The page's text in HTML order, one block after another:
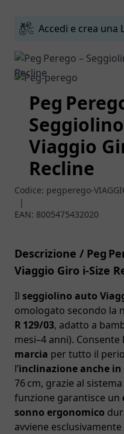
Peg
Viaggio
Recline
Codice: pegperego-
|
EAN: 8005475432020
Accedi e crea una
Descrizione / Peg
Viaggio Giro i‑Size
Il seggiolino auto
omologato secondo la
R 129/03, adatto a
mesi–4 anni). Consente
marcia per tutto il
l’inclinazione anche in
76 cm, grazie al sistema
funzione garantisce un
sonno ergonomico
avviene